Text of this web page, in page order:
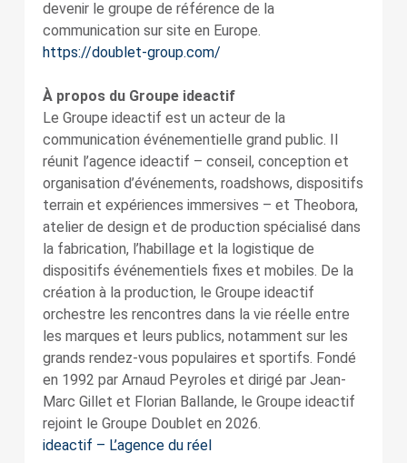
devenir le groupe de référence de la
communication sur site en Europe.
https://doublet-group.com/
À propos du Groupe ideactif
Le Groupe ideactif est un acteur de la
communication événementielle grand public. Il
réunit l’agence ideactif – conseil, conception et
organisation d’événements, roadshows, dispositifs
terrain et expériences immersives – et Theobora,
atelier de design et de production spécialisé dans
la fabrication, l’habillage et la logistique de
dispositifs événementiels fixes et mobiles. De la
création à la production, le Groupe ideactif
orchestre les rencontres dans la vie réelle entre
les marques et leurs publics, notamment sur les
grands rendez-vous populaires et sportifs. Fondé
en 1992 par Arnaud Peyroles et dirigé par Jean-
Marc Gillet et Florian Ballande, le Groupe ideactif
rejoint le Groupe Doublet en 2026.
ideactif – L’agence du réel